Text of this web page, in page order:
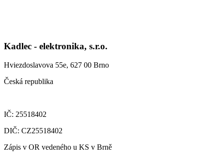
Kadlec - elektronika, s.r.o.
Hviezdoslavova 55e, 627 00 Brno
Česká republika
IČ: 25518402
DIČ: CZ25518402
Zápis v OR vedeného u KS v Brně